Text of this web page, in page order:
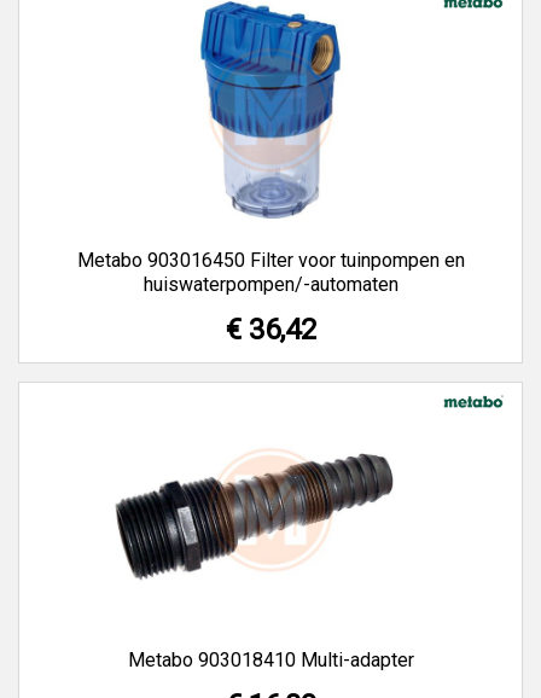
Metabo 903016450 Filter voor tuinpompen en
huiswaterpompen/-automaten
€ 36,42
Metabo 903018410 Multi-adapter